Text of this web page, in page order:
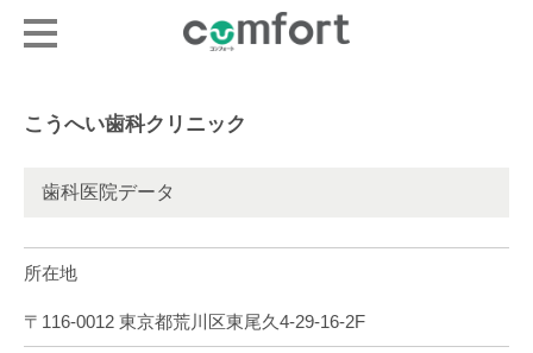
こうへい歯科クリニック
歯科医院データ
所在地
〒116-0012 東京都荒川区東尾久4-29-16-2F